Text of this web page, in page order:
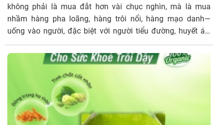
không phải là mua đắt hơn vài chục nghìn, mà là mua
nhầm hàng pha loãng, hàng trôi nổi, hàng mạo danh—
uống vào người, đặc biệt với người tiểu đường, huyết áp,
tim mạch, xương khớp thì rủi ro rất lớn. Bài viết này giúp
anh/chị biết cách mua nước cốt nhàu Vitalnoni đúng nơi,
đúng kênh, và tự kiểm tra hàng chính hãng. Hướng dẫn
cách chọn nơi mua nước cốt nhàu uy tín, các dấu hiệu
nhận biết hàng kém chất lượng, cách kiểm tra hàng chính
hãng Vitalnoni và danh sách khu vực có đại lý Vitalnoni để
mua thuận tiện.